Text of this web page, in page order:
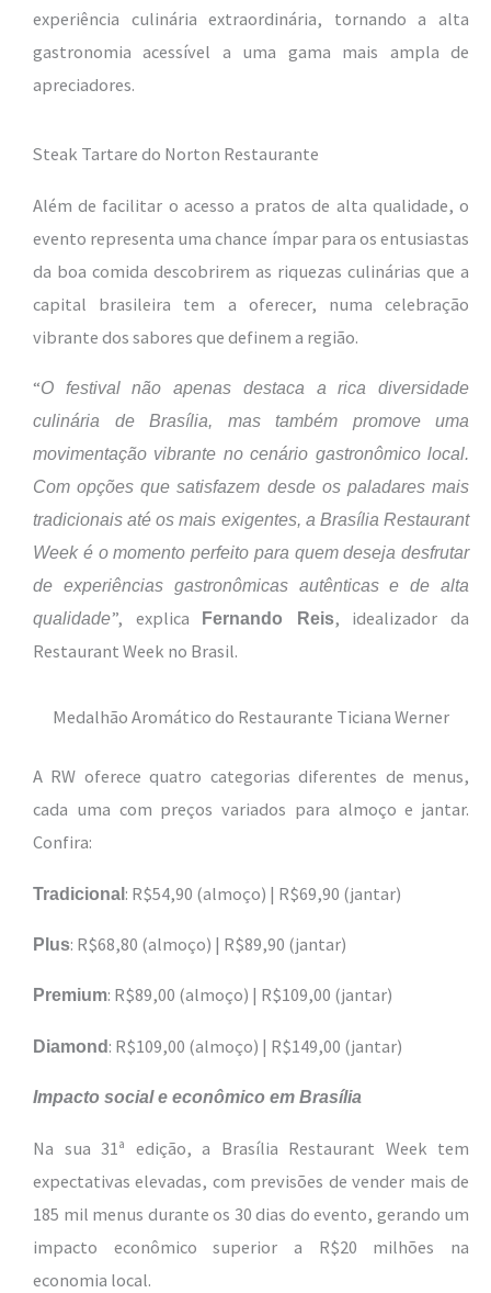
experiência culinária extraordinária, tornando a alta
gastronomia acessível a uma gama mais ampla de
apreciadores.
Steak Tartare do Norton Restaurante
Além de facilitar o acesso a pratos de alta qualidade, o
evento representa uma chance ímpar para os entusiastas
da boa comida descobrirem as riquezas culinárias que a
capital brasileira tem a oferecer, numa celebração
vibrante dos sabores que definem a região.
“O festival não apenas destaca a rica diversidade
culinária de Brasília, mas também promove uma
movimentação vibrante no cenário gastronômico local.
Com opções que satisfazem desde os paladares mais
tradicionais até os mais exigentes, a Brasília Restaurant
Week é o momento perfeito para quem deseja desfrutar
de experiências gastronômicas autênticas e de alta
qualidade”, explica Fernando Reis, idealizador da
Restaurant Week no Brasil.
Medalhão Aromático do Restaurante Ticiana Werner
A RW oferece quatro categorias diferentes de menus,
cada uma com preços variados para almoço e jantar.
Confira:
Tradicional: R$54,90 (almoço) | R$69,90 (jantar)
Plus: R$68,80 (almoço) | R$89,90 (jantar)
Premium: R$89,00 (almoço) | R$109,00 (jantar)
Diamond: R$109,00 (almoço) | R$149,00 (jantar)
Impacto social e econômico em Brasília
Na sua 31ª edição, a Brasília Restaurant Week tem
expectativas elevadas, com previsões de vender mais de
185 mil menus durante os 30 dias do evento, gerando um
impacto econômico superior a R$20 milhões na
economia local.